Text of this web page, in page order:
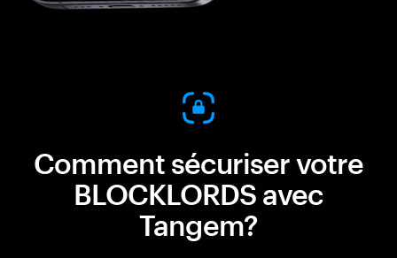
Comment sécuriser votre
BLOCKLORDS avec
Tangem?